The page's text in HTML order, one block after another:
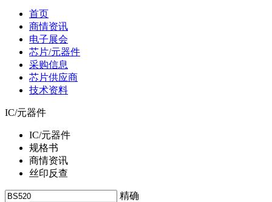
首页
商情资讯
电子展会
芯片/元器件
采购信息
芯片供应商
技术资料
IC/元器件
IC/元器件
规格书
商情资讯
丝印反查
精确